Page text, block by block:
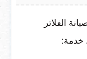
الفلاتر
خدمة: